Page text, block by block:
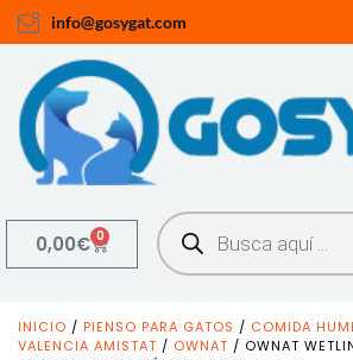
info@gosygat.com
0,00€ 0
INICIO / PIENSO PARA GATOS / COMIDA
VALENCIA AMISTAT / OWNAT / OWNAT